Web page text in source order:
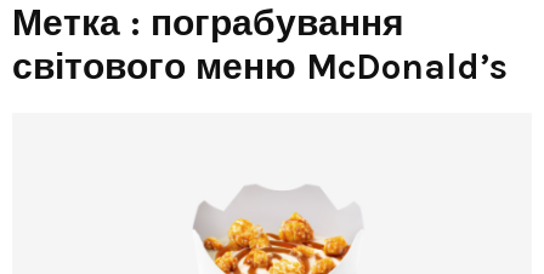
Метка : пограбування
світового меню McDonald’s